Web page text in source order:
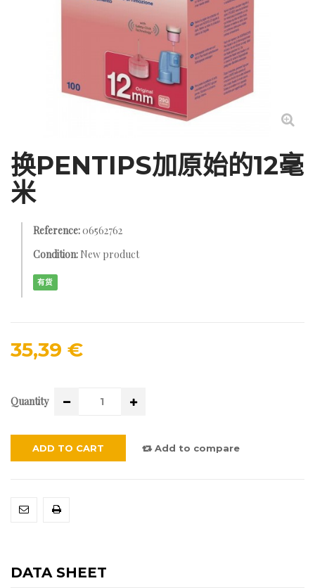
换PENTIPS加原始的12毫
米
Reference:06562762
Condition: New product
有货
35,39 €
Quantity
ADD TO CART Add to compare
DATA SHEET